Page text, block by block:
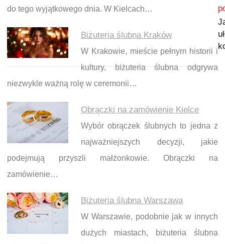
do tego wyjątkowego dnia. W Kielcach…
Biżuteria ślubna Kraków
W Krakowie, mieście pełnym historii i
kultury, biżuteria ślubna odgrywa
niezwykle ważną rolę w ceremonii…
Obrączki na zamówienie Kielce
Wybór obrączek ślubnych to jedna z
najważniejszych decyzji, jakie
podejmują przyszli małżonkowie. Obrączki na
zamówienie…
Biżuteria ślubna Warszawa
W Warszawie, podobnie jak w innych
dużych miastach, biżuteria ślubna